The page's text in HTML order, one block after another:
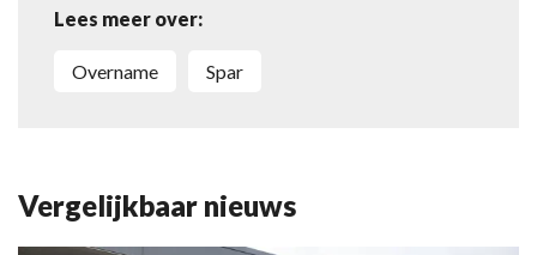
Lees meer over:
Overname Spar
Vergelijkbaar nieuws